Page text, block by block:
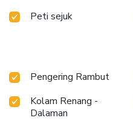
Peti sejuk
Pengering Rambut
Kolam Renang -
Dalaman